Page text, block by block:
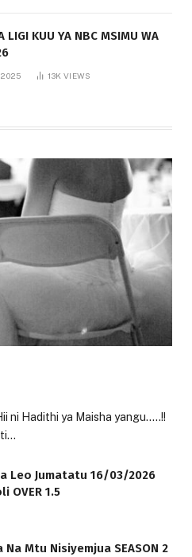
LIGI KUU YA NBC MSIMU WA
2025 13KVIEWS
ni Hadithi ya Maisha yangu…..!!
Leo Jumatatu 16/03/2026
OVER 1.5
Mtu Nisiyemjua SEASON 2